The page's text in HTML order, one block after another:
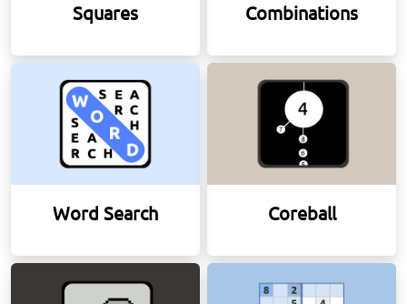
Squares Combinations
Word Search Coreball